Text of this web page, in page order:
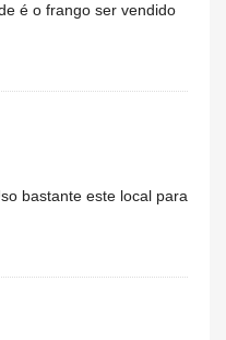
é o frango ser vendido
bastante este local para